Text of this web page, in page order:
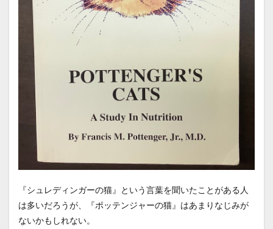
『シュレディンガーの猫』という言葉を聞いたことがある人
は多いだろうが、『ポッテンジャーの猫』はあまりなじみが
ないかもしれない。